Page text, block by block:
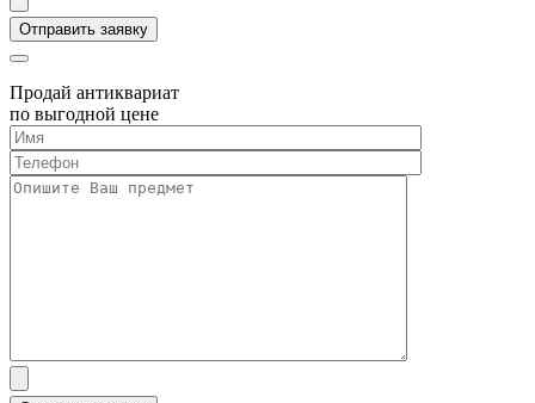
Продай антиквариат
по выгодной цене